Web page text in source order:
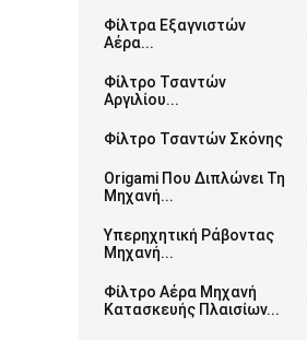
Φίλτρα Εξαγνιστών
Αέρα...
Φίλτρο Τσαντών
Αργιλίου...
Φίλτρο Τσαντών Σκόνης
Origami Που Διπλώνει Τη
Μηχανή...
Υπερηχητική Ράβοντας
Μηχανή...
Φίλτρο Αέρα Μηχανή
Κατασκευής Πλαισίων...